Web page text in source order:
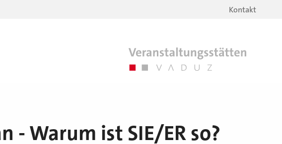
Kontakt
- Warum ist SIE/ER so?